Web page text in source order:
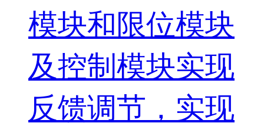
模块和限位模块
及控制模块实现
反馈调节，实现